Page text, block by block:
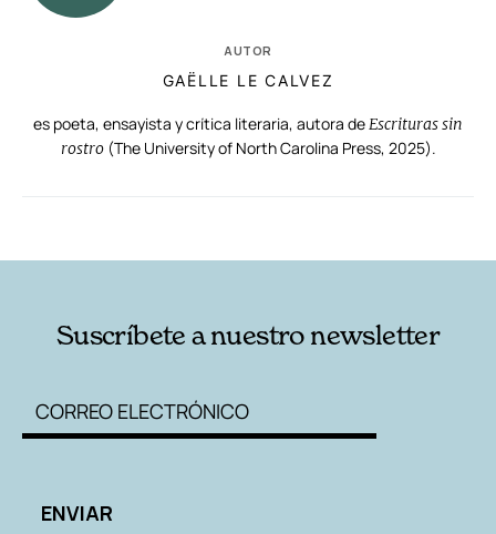
AUTOR
GAËLLE LE CALVEZ
es poeta, ensayista y crítica literaria, autora deEscrituras sin
rostro(The University of North Carolina Press, 2025).
Suscríbete a nuestro newsletter